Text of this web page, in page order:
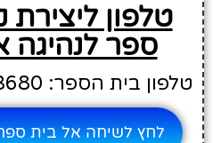
טלפון
ספר לנהיגה
טלפון בית הספר: 6973680
לחץ לשיחה אל בית ספר